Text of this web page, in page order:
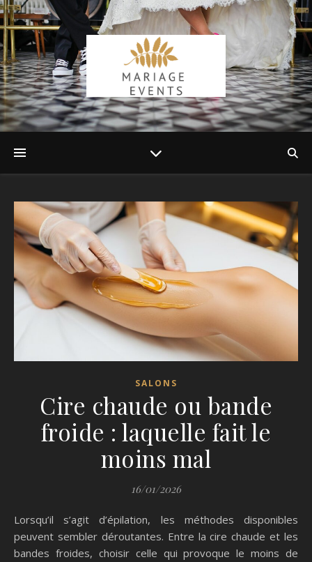
SALONS
Cire chaude ou bande
froide : laquelle fait le
moins mal
16/01/2026
Lorsqu’il s’agit d’épilation, les méthodes disponibles
peuvent sembler déroutantes. Entre la cire chaude et les
bandes froides, choisir celle qui provoque le moins de